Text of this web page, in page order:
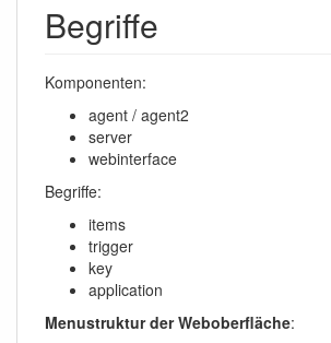
Begriffe
Komponenten:
agent / agent2
server
webinterface
Begriffe:
items
trigger
key
application
Menustruktur der Weboberfläche: